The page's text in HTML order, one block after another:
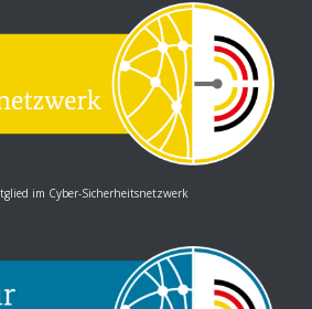
im Cyber-Sicherheitsnetzwerk